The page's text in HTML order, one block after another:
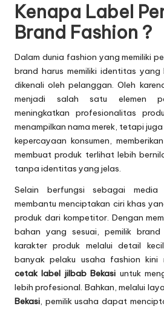
Kenapa Label
Brand Fashion ?
Dalam dunia fashion yang memiliki
brand harus memiliki identitas
dikenali oleh pelanggan. Oleh
menjadi salah satu elemen
meningkatkan profesionalitas
menampilkan nama merek, tetapi
kepercayaan konsumen,
membuat produk terlihat lebih
tanpa identitas yang jelas.
Selain berfungsi sebagai
membantu menciptakan ciri khas
produk dari kompetitor. Dengan
bahan yang sesuai, pemilik brand
karakter produk melalui detail
banyak pelaku usaha fashion kini
cetak label jilbab Bekasi untuk
lebih profesional. Bahkan, melalui
Bekasi, pemilik usaha dapat